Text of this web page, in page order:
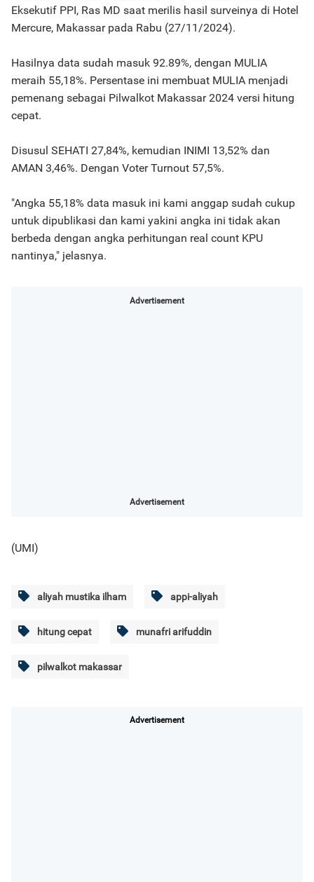
Eksekutif PPI, Ras MD saat merilis hasil surveinya di Hotel
Mercure, Makassar pada Rabu (27/11/2024).
Hasilnya data sudah masuk 92.89%, dengan MULIA
meraih 55,18%. Persentase ini membuat MULIA menjadi
pemenang sebagai Pilwalkot Makassar 2024 versi hitung
cepat.
Disusul SEHATI 27,84%, kemudian INIMI 13,52% dan
AMAN 3,46%. Dengan Voter Turnout 57,5%.
"Angka 55,18% data masuk ini kami anggap sudah cukup
untuk dipublikasi dan kami yakini angka ini tidak akan
berbeda dengan angka perhitungan real count KPU
nantinya," jelasnya.
Advertisement
Advertisement
(UMI)
aliyah mustika ilham appi-aliyah
hitung cepat munafri arifuddin
pilwalkot makassar
Advertisement